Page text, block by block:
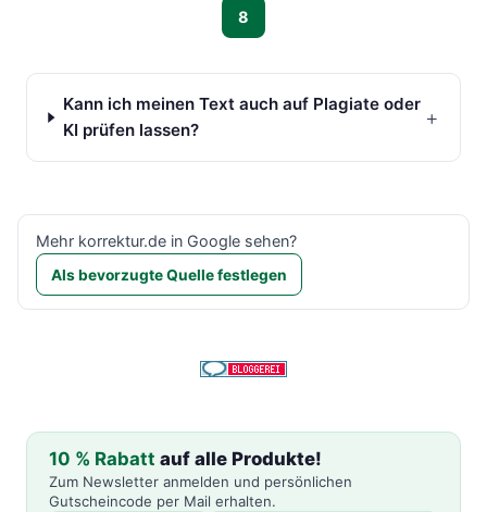
8
Kann ich meinen Text auch auf Plagiate oder
KI prüfen lassen?
+
Mehr korrektur.de in Google sehen?
Als bevorzugte Quelle festlegen
10 % Rabatt auf alle Produkte!
Zum Newsletter anmelden und persönlichen
Gutscheincode per Mail erhalten.